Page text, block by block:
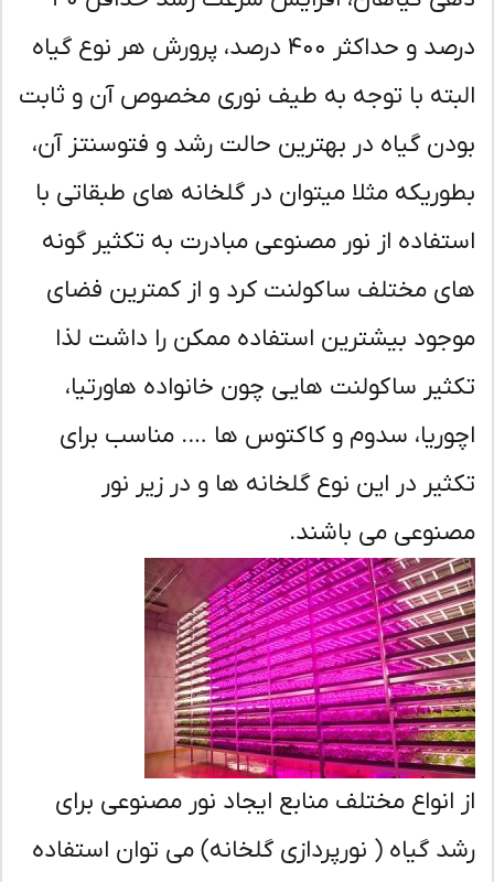
درصد و حداکثر ۴۰۰ درصد، پرورش هر نوع گیاه
با توجه به طیف نوری مخصوص آن و ثابت
گیاه در بهترین حالت رشد و فتوسنتز آن،
مثلا میتوان در گلخانه های طبقاتی با
از نور مصنوعی مبادرت به تکثیر گونه
مختلف ساکولنت کرد و از کمترین فضای
بیشترین استفاده ممکن را داشت لذا
ساکولنت هایی چون خانواده هاورتیا،
سدوم و کاکتوس ها …. مناسب برای
در این نوع گلخانه ها و در زیر نور
می باشند.
انواع مختلف منابع ایجاد نور مصنوعی برای
گیاه ( نورپردازی گلخانه) می توان استفاده